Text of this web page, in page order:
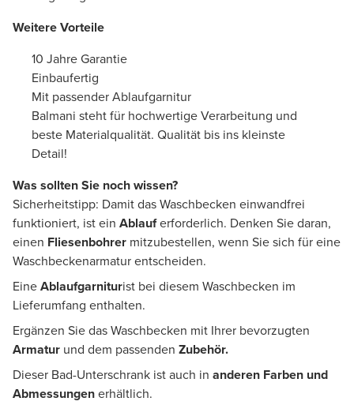
Weitere Vorteile
10 Jahre Garantie
Einbaufertig
Mit passender Ablaufgarnitur
Balmani steht für hochwertige Verarbeitung und
beste Materialqualität. Qualität bis ins kleinste
Detail!
Was sollten Sie noch wissen?
Sicherheitstipp: Damit das Waschbecken einwandfrei
funktioniert, ist ein Ablauferforderlich. Denken Sie daran,
einen Fliesenbohrer mitzubestellen, wenn Sie sich für eine
Waschbeckenarmatur entscheiden.
EineAblaufgarniturist bei diesem Waschbecken im
Lieferumfang enthalten.
Ergänzen Sie das Waschbecken mit Ihrer bevorzugten
Armatur und dem passenden Zubehör.
Dieser Bad-Unterschrank ist auch in anderen Farben und
Abmessungenerhältlich.